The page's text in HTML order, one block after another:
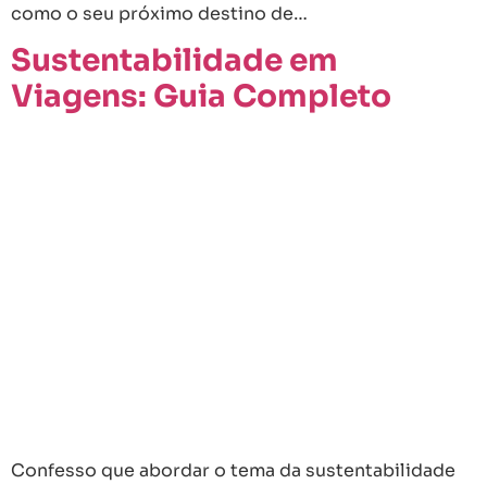
como o seu próximo destino de…
Sustentabilidade em
Viagens: Guia Completo
Confesso que abordar o tema da sustentabilidade